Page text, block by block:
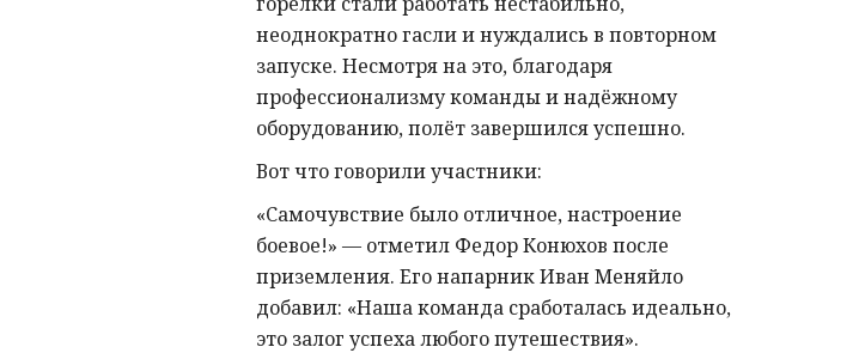
неоднократно гасли и нуждались в повторном
запуске. Несмотря на это, благодаря
профессионализму команды и надёжному
оборудованию, полёт завершился успешно.
Вот что говорили участники:
«Самочувствие было отличное, настроение
боевое!» — отметил Федор Конюхов после
приземления. Его напарник Иван Меняйло
добавил: «Наша команда сработалась идеально,
это залог успеха любого путешествия».